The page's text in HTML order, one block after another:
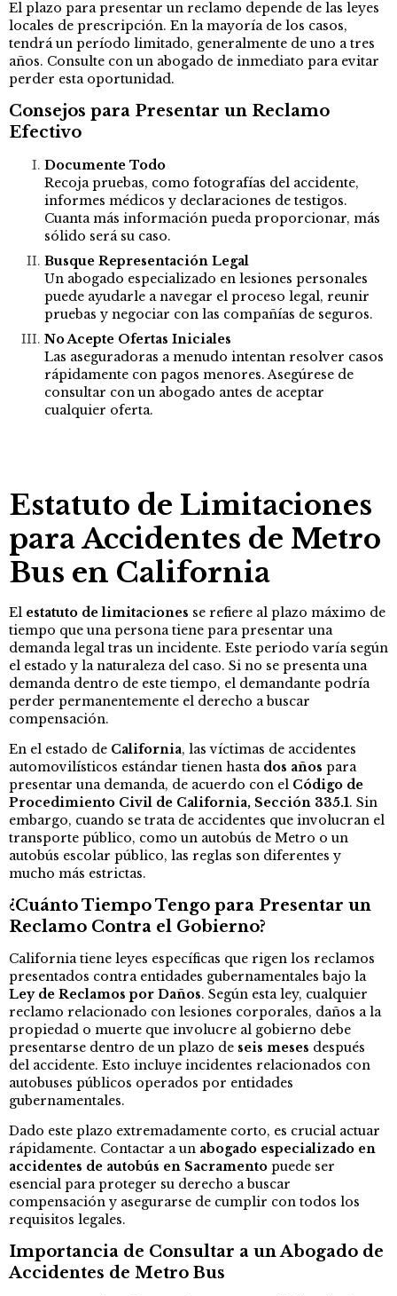
El plazo para presentar un reclamo depende de las leyes
locales de prescripción. En la mayoría de los casos,
tendrá un período limitado, generalmente de uno a tres
años. Consulte con un abogado de inmediato para evitar
perder esta oportunidad.
Consejos para Presentar un Reclamo
Efectivo
Documente Todo
Recoja pruebas, como fotografías del accidente,
informes médicos y declaraciones de testigos.
Cuanta más información pueda proporcionar, más
sólido será su caso.
Busque Representación Legal
Un abogado especializado en lesiones personales
puede ayudarle a navegar el proceso legal, reunir
pruebas y negociar con las compañías de seguros.
No Acepte Ofertas Iniciales
Las aseguradoras a menudo intentan resolver casos
rápidamente con pagos menores. Asegúrese de
consultar con un abogado antes de aceptar
cualquier oferta.
Estatuto de Limitaciones
para Accidentes de Metro
Bus en California
El estatuto de limitaciones se refiere al plazo máximo de
tiempo que una persona tiene para presentar una
demanda legal tras un incidente. Este periodo varía según
el estado y la naturaleza del caso. Si no se presenta una
demanda dentro de este tiempo, el demandante podría
perder permanentemente el derecho a buscar
compensación.
En el estado de California, las víctimas de accidentes
automovilísticos estándar tienen hasta dos años para
presentar una demanda, de acuerdo con el Código de
Procedimiento Civil de California, Sección 335.1. Sin
embargo, cuando se trata de accidentes que involucran el
transporte público, como un autobús de Metro o un
autobús escolar público, las reglas son diferentes y
mucho más estrictas.
¿Cuánto Tiempo Tengo para Presentar un
Reclamo Contra el Gobierno?
California tiene leyes específicas que rigen los reclamos
presentados contra entidades gubernamentales bajo la
Ley de Reclamos por Daños. Según esta ley, cualquier
reclamo relacionado con lesiones corporales, daños a la
propiedad o muerte que involucre al gobierno debe
presentarse dentro de un plazo de seis meses después
del accidente. Esto incluye incidentes relacionados con
autobuses públicos operados por entidades
gubernamentales.
Dado este plazo extremadamente corto, es crucial actuar
rápidamente. Contactar a un abogado especializado en
accidentes de autobús en Sacramento puede ser
esencial para proteger su derecho a buscar
compensación y asegurarse de cumplir con todos los
requisitos legales.
Importancia de Consultar a un Abogado de
Accidentes de Metro Bus